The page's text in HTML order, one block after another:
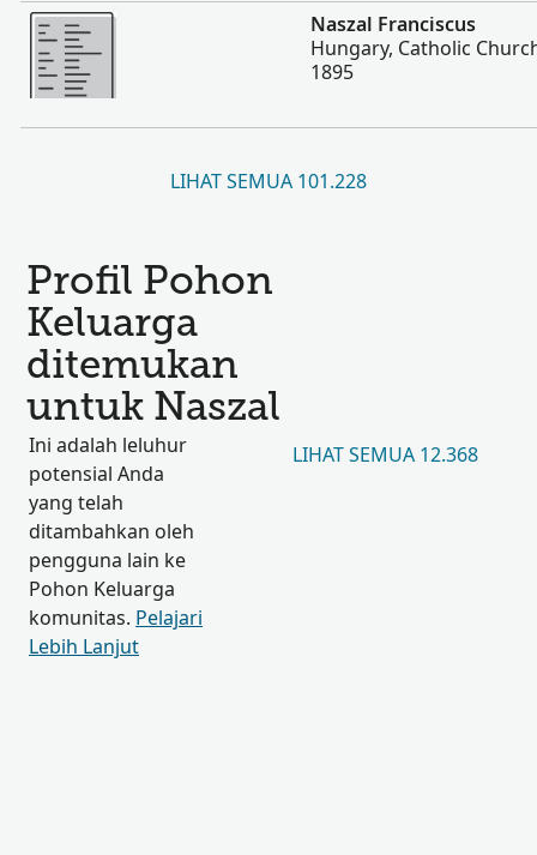
Lebih banyak
Naszal Franciscus
Hungary, Catholic
1895
LIHAT SEMUA 101.228
Profil Pohon
Keluarga
ditemukan
untuk Naszal
Ini adalah leluhur
potensial Anda
yang telah
ditambahkan oleh
pengguna lain ke
Pohon Keluarga
komunitas. Pelajari
Lebih Lanjut
LIHAT SEMUA 12.368